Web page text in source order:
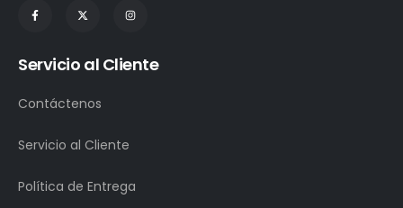
Servicio al Cliente
Contáctenos
Servicio al Cliente
Política de Entrega